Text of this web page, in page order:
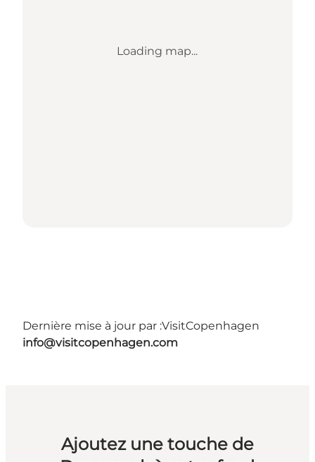
Loading map...
Dernière mise à jour par :VisitCopenhagen
info@visitcopenhagen.com
Ajoutez une touche de